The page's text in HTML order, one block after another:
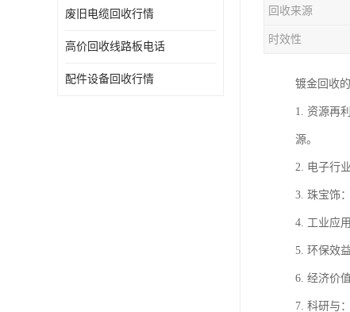
废旧电缆回收行情
高价回收线路板电话
配件设备回收行情
回收来源
时效性
镀金回收
1. 资源再
源。
2. 电子行
3. 珠宝饰
4. 工业应
5. 环保效
6. 经济价
7. 科研与